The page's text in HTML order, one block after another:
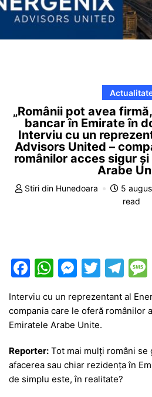
„Românii pot avea
bancar în Emirate în
Interviu cu un
Advisors United –
românilor acces sigur
Arabe
Stiri din Hunedoara 5
read
F
a
c
e
b
o
o
W
at
s
A
p
p
M
s
s
e
n
g
T
itt
er
T
e
a
m
Interviu cu un reprezentant al
compania care le oferă românilor
Emiratele Arabe Unite.
Reporter: Tot mai mulți români se
afacerea sau chiar rezidența în
de simplu este, în realitate?